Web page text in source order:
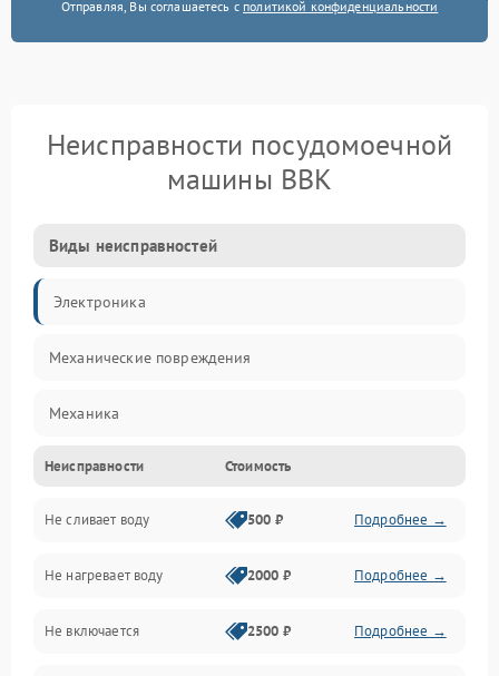
Отправляя, Вы соглашаетесь с политикой конфиденциальности
Неисправности посудомоечной
машины BBK
Виды неисправностей
Электроника
Механические повреждения
Механика
Управление
Электропитание
Датчики
Нагрев
Неисправности Стоимость
Не сливает воду 500 ₽ Подробнее →
Не нагревает воду 2000 ₽ Подробнее →
Не включается 2500 ₽ Подробнее →